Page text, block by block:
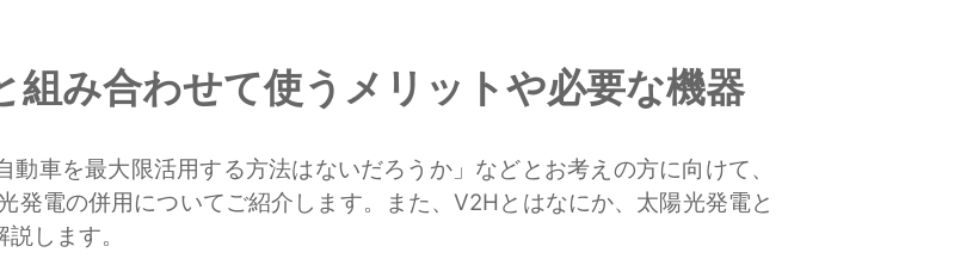
組み合わせて使うメリットや必要な機器
動車を最大限活用する方法はないだろうか」などとお考えの方に向けて、
発電の併用についてご紹介します。また、V2Hとはなにか、太陽光発電と
します。